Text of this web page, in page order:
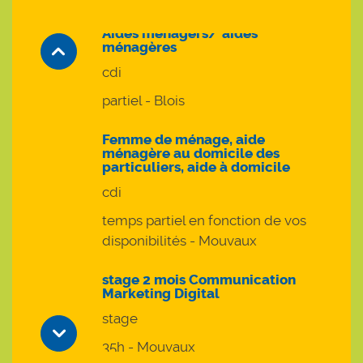
Aides ménagers/ aides
ménagères
cdi
partiel - Blois
Femme de ménage, aide
ménagère au domicile des
particuliers, aide à domicile
cdi
temps partiel en fonction de vos
disponibilités - Mouvaux
stage 2 mois Communication
Marketing Digital
stage
35h - Mouvaux